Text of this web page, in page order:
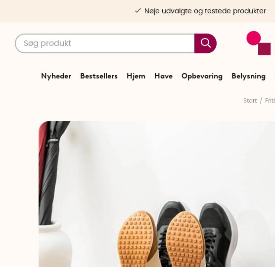
Nyheder Bestsellers Hjem Have Opbevaring Belysning
Nøje udvalgte og testede produkter
Start